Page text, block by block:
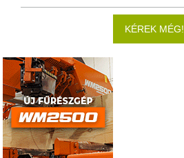
KÉREK MÉG!